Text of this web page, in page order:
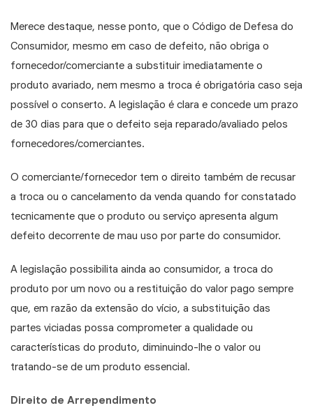
Merece destaque, nesse ponto, que o Código de Defesa do
Consumidor, mesmo em caso de defeito, não obriga o
fornecedor/comerciante a substituir imediatamente o
produto avariado, nem mesmo a troca é obrigatória caso seja
possível o conserto. A legislação é clara e concede um prazo
de 30 dias para que o defeito seja reparado/avaliado pelos
fornecedores/comerciantes.
O comerciante/fornecedor tem o direito também de recusar
a troca ou o cancelamento da venda quando for constatado
tecnicamente que o produto ou serviço apresenta algum
defeito decorrente de mau uso por parte do consumidor.
A legislação possibilita ainda ao consumidor, a troca do
produto por um novo ou a restituição do valor pago sempre
que, em razão da extensão do vício, a substituição das
partes viciadas possa comprometer a qualidade ou
características do produto, diminuindo-lhe o valor ou
tratando-se de um produto essencial.
Direito de Arrependimento